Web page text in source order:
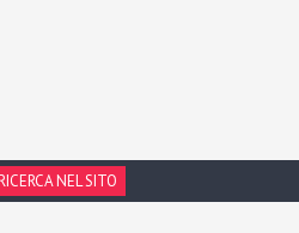
NEL SITO